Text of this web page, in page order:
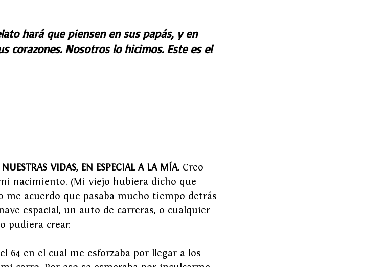
hará que piensen en sus papás, y en
corazones. Nosotros lo hicimos. Este es el
VIDAS, EN ESPECIAL A LA MÍA. Creo
nacimiento. (Mi viejo hubiera dicho que
me acuerdo que pasaba mucho tiempo detrás
espacial, un auto de carreras, o cualquier
pudiera crear.
64 en el cual me esforzaba por llegar a los